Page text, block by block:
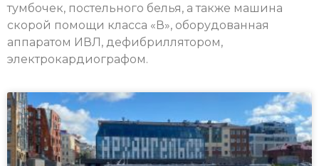
тумбочек, постельного белья, а также машина
скорой помощи класса «В», оборудованная
аппаратом ИВЛ, дефибриллятором,
электрокардиографом.